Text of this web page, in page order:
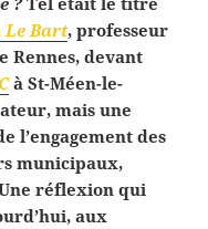
Le Bart, professeur
Rennes, devant
à St-Méen-le-
mais une
l’engagement des
municipaux,
réflexion qui
aux